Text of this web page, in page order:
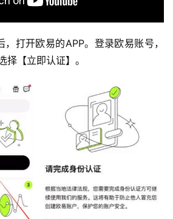
打开欧易的APP。登录欧易账号，
择【立即认证】。